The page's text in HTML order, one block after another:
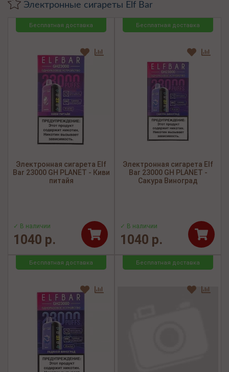
Электронные сигареты Elf Bar
Бесплатная доставка
Электронная сигарета Elf
Bar 23000 GH PLANET - Киви
питайя
✓ В наличии
1040 р.
Бесплатная доставка
Электронная сигарета Elf
Bar 23000 GH PLANET -
Сакура Виноград
✓ В наличии
1040 р.
Бесплатная доставка Бесплатная доставка